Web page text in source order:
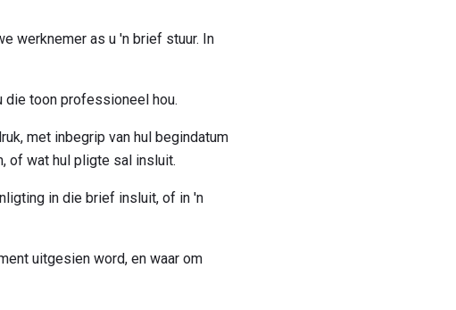
werknemer as u 'n brief stuur. In
die toon professioneel hou.
met inbegrip van hul begindatum
of wat hul pligte sal insluit.
in die brief insluit, of in 'n
uitgesien word, en waar om